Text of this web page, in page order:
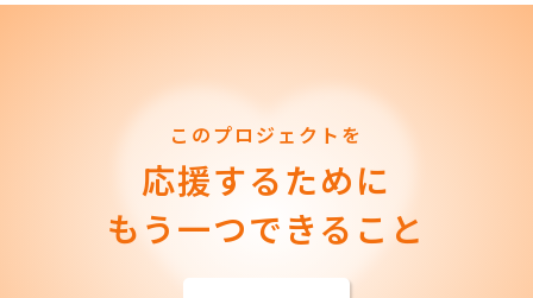
このプロジェクトを
応援するために
もう一つできること